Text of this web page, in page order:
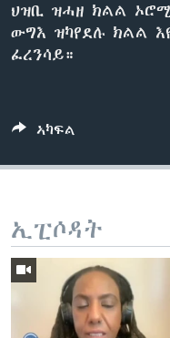
ህዝቢ ዝሓዘ ክልል
ውግእ ዝካየደሉ ክልል
ፈረንሳይ።
ኣካፍል
ኢፒሶዳት